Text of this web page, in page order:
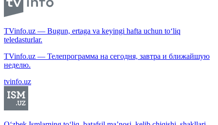
TVinfo.uz — Bugun, ertaga va keyingi hafta uchun to‘liq
teledasturlar.
TVinfo.uz — Телепрограмма на сегодня, завтра и ближайшую
неделю.
tvinfo.uz